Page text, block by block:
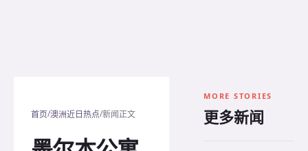
首页/澳洲近日热点/新闻正文
MORE STORIES
更多新闻